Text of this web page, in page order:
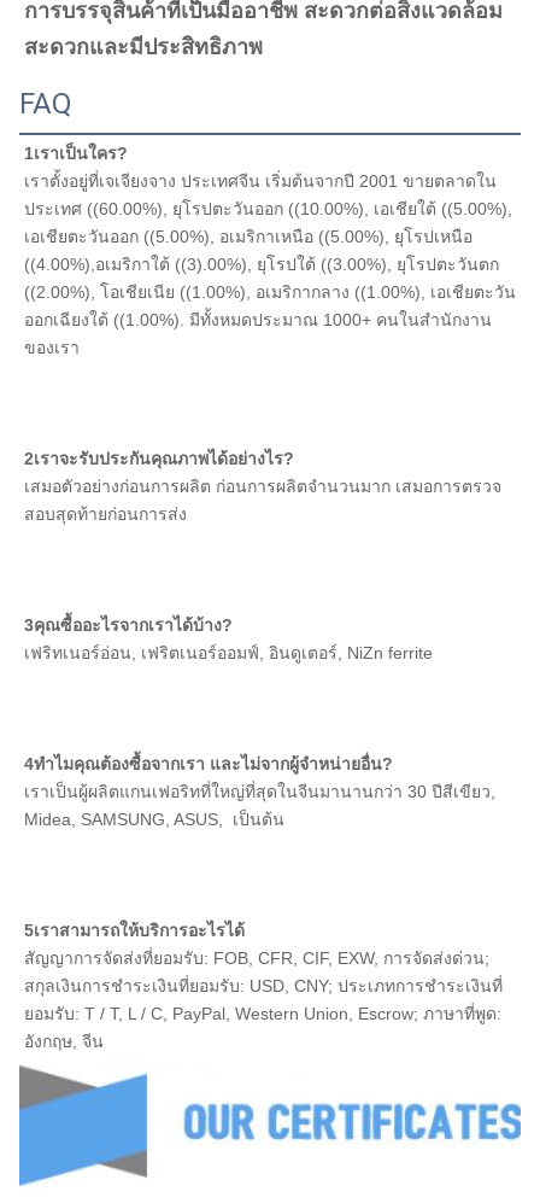
16±04
16 × 20 × 8 16±05 20±05 8±04
16 × 20 × 9 16±05 20±05 9±05
16 × 20 × 10 10±04
16 × 22 × 10 16±04 22±05 10±04
16 × 24 × 7 16±04 24±05 7±03
16 × 25 × 7 16±04
16 x 25 x 82
การบรรจุสินค้าที่เป็นมืออาชีพ สะดวกต่อสิ่งแวดล้อม
สะดวกและมีประสิทธิภาพ
FAQ
1เราเป็นใคร?
เราตั้งอยู่ที่เจเจียงจาง ประเทศจีน เริ่มต้นจากปี 2001 ขายตลาดใน
ประเทศ ((60.00%), ยุโรปตะวันออก ((10.00%), เอเชียใต้ ((5.00%),
เอเชียตะวันออก ((5.00%), อเมริกาเหนือ ((5.00%), ยุโรปเหนือ
((4.00%),อเมริกาใต้ ((3).00%), ยุโรปใต้ ((3.00%), ยุโรปตะวันตก
((2.00%), โอเชียเนีย ((1.00%), อเมริกากลาง ((1.00%), เอเชียตะวัน
ออกเฉียงใต้ ((1.00%). มีทั้งหมดประมาณ 1000+ คนในสํานักงาน
ของเรา
2เราจะรับประกันคุณภาพได้อย่างไร?
เสมอตัวอย่างก่อนการผลิต ก่อนการผลิตจํานวนมาก เสมอการตรวจ
สอบสุดท้ายก่อนการส่ง
3คุณซื้ออะไรจากเราได้บ้าง?
เฟริทเนอร์อ่อน, เฟริตเนอร์ออมฟ์, อินดูเตอร์, NiZn ferrite
4ทําไมคุณต้องซื้อจากเรา และไม่จากผู้จําหน่ายอื่น?
เราเป็นผู้ผลิตแกนเฟอริทที่ใหญ่ที่สุดในจีนมานานกว่า 30 ปีสีเขียว,
Midea, SAMSUNG, ASUS,  เป็นต้น
5เราสามารถให้บริการอะไรได้
สัญญาการจัดส่งที่ยอมรับ: FOB, CFR, CIF, EXW, การจัดส่งด่วน;
สกุลเงินการชําระเงินที่ยอมรับ: USD, CNY; ประเภทการชําระเงินที่
ยอมรับ: T / T, L / C, PayPal, Western Union, Escrow; ภาษาที่พูด:
อังกฤษ, จีน